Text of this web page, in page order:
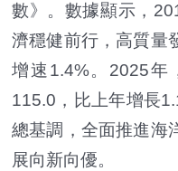
數》。數據顯示，
濟穩健前行，高質量
增速1.4%。2025年
115.0，比上年增長
總基調，全面推進海
展向新向優。